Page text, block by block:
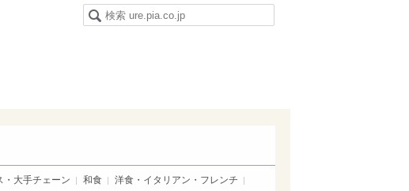
・大手チェーン 和食
洋食・イタリアン・フレンチ